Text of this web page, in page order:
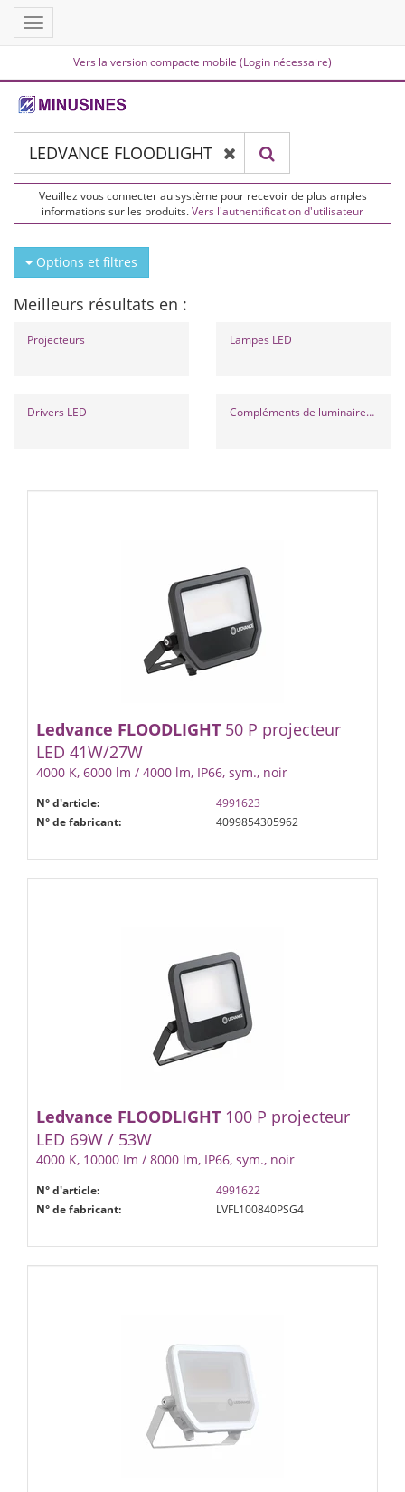
Vers la version compacte mobile (Login nécessaire)
Toggle
navigation
Veuillez vous connecter au système pour recevoir de plus amples
informations sur les produits.Vers l'authentification d'utilisateur
Options et filtres
Meilleurs résultats en :
Projecteurs Lampes LED
Drivers LED Compléments de luminaires extérieurs
Ledvance FLOODLIGHT 50 P projecteur
LED 41W/27W
4000 K, 6000 lm / 4000 lm, IP66, sym., noir
N° d'article:
4991623
N° de fabricant:
4099854305962
Ledvance FLOODLIGHT 100 P projecteur
LED 69W / 53W
4000 K, 10000 lm / 8000 lm, IP66, sym., noir
N° d'article:
4991622
N° de fabricant:
LVFL100840PSG4